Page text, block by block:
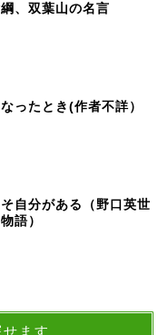
、双葉山の名言
ったとき(作者不詳）
自分がある（野口英世
語）
ます